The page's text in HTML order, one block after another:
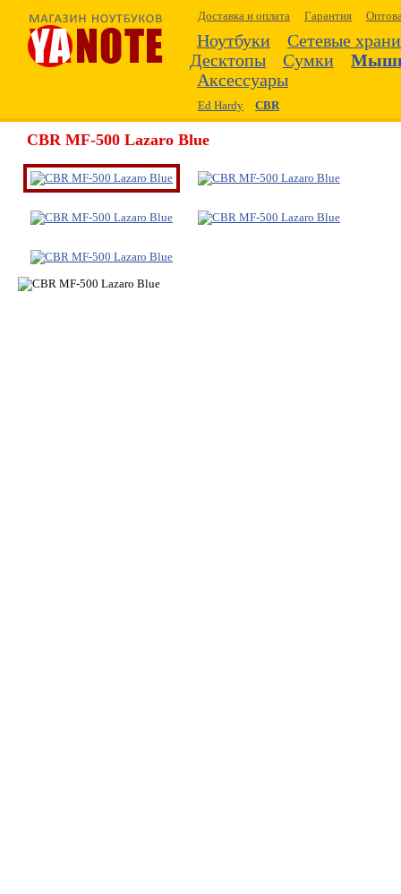
Доставка и оплата Гарантия
Ноутбуки
Сетевые
Десктопы
Сумки
Аксессуары
Ed Hardy CBR
CBR MF-500 Lazaro Blue